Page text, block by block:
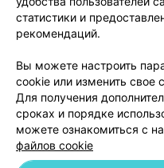
Написать
Обработка
статистики и
рекомендаций.
Вы можете настроить
cookie или изменить свое
Для получения
сроках и порядке
можете ознакомиться с
файлов cookie